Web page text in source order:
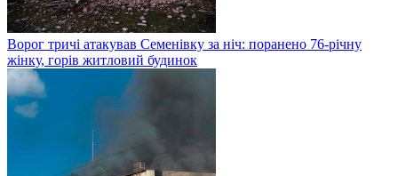
Ворог тричі атакував Семенівку за ніч: поранено 76-річну
жінку, горів житловий будинок